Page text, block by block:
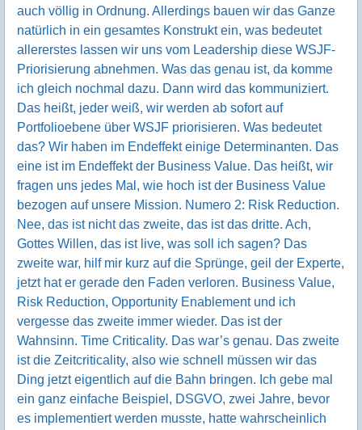
auch völlig in Ordnung. Allerdings bauen wir das Ganze
natürlich in ein gesamtes Konstrukt ein, was bedeutet
allererstes lassen wir uns vom Leadership diese WSJF-
Priorisierung abnehmen. Was das genau ist, da komme
ich gleich nochmal dazu. Dann wird das kommuniziert.
Das heißt, jeder weiß, wir werden ab sofort auf
Portfolioebene über WSJF priorisieren. Was bedeutet
das? Wir haben im Endeffekt einige Determinanten. Das
eine ist im Endeffekt der Business Value. Das heißt, wir
fragen uns jedes Mal, wie hoch ist der Business Value
bezogen auf unsere Mission. Numero 2: Risk Reduction.
Nee, das ist nicht das zweite, das ist das dritte. Ach,
Gottes Willen, das ist live, was soll ich sagen? Das
zweite war, hilf mir kurz auf die Sprünge, geil der Experte,
jetzt hat er gerade den Faden verloren. Business Value,
Risk Reduction, Opportunity Enablement und ich
vergesse das zweite immer wieder. Das ist der
Wahnsinn. Time Criticality. Das war’s genau. Das zweite
ist die Zeitcriticality, also wie schnell müssen wir das
Ding jetzt eigentlich auf die Bahn bringen. Ich gebe mal
ein ganz einfache Beispiel, DSGVO, zwei Jahre, bevor
es implementiert werden musste, hatte wahrscheinlich